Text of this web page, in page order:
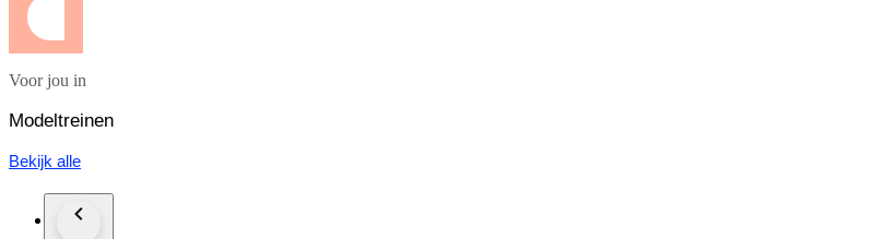
Voor jou in
Modeltreinen
Bekijk alle